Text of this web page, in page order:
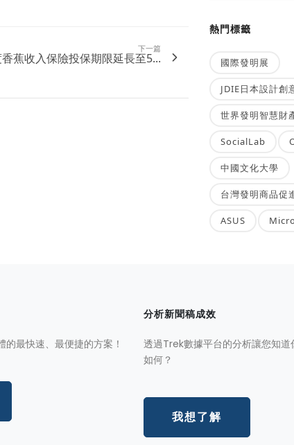
下一篇
蕉收入保險投保期限延長至5...
熱門標籤
國際發明展
JDIE日本設計創
世界發明智慧財
SocialLab
中國文化大學
台灣發明商品促
ASUS
最快速、最便捷的方案！
分析新聞稿成效
透過Trek數據平台的分析讓您知
如何？
我想了解